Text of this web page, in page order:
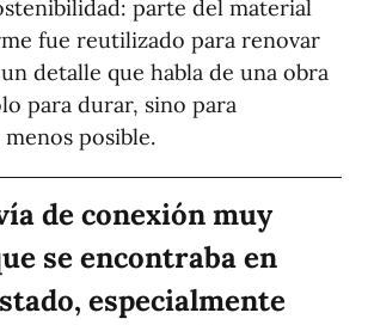
parte del material
fue reutilizado para renovar
detalle que habla de una obra
para durar, sino para
posible.
de conexión muy
se encontraba en
especialmente